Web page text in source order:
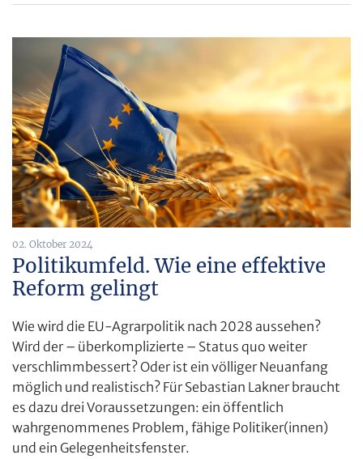
02. Oktober 2024
Politikumfeld. Wie eine effektive
Reform gelingt
Wie wird die EU-Agrarpolitik nach 2028 aussehen?
Wird der – überkomplizierte – Status quo weiter
verschlimmbessert? Oder ist ein völliger Neuanfang
möglich und realistisch? Für Sebastian Lakner braucht
es dazu drei Voraussetzungen: ein öffentlich
wahrgenommenes Problem, fähige Politiker(innen)
und ein Gelegenheitsfenster.